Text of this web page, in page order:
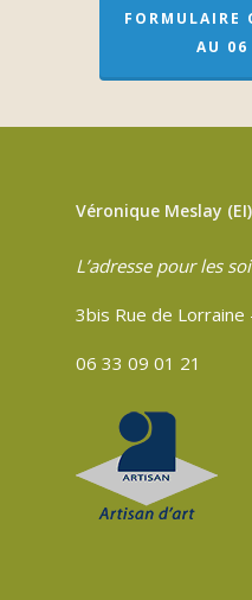
FORMULAIRE
AU
Véronique Meslay (EI)
L’adresse pour les
3bis Rue de
06 33 09 01 21